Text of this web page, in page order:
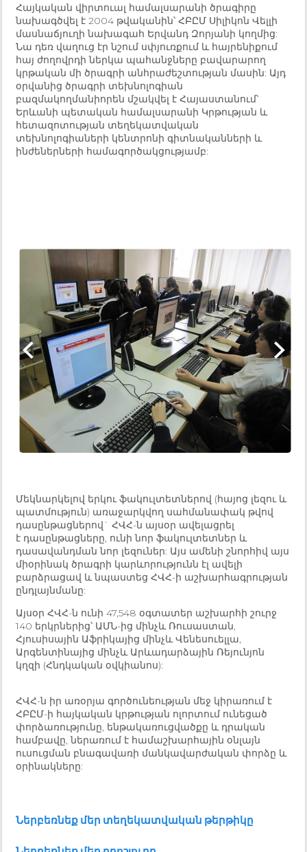
Հայկական վիրտուալ համալսարանի ծրագիրը
նախագծվել է 2004 թվականին՝ ՀԲԸՄ Սիլիկոն Վելլի
մասնաճյուղի նախագահ Երվանդ Զորյանի կողմից:
Նա դեռ վաղուց էր նշում սփյուռքում և հայրենիքում
հայ ժողովրդի ներկա պահանջները բավարարող
կրթական մի ծրագրի անհրաժեշտության մասին: Այդ
օրվանից ծրագրի տեխնոլոգիան
բազմակողմանիորեն մշակվել է Հայաստանում՝
Երևանի պետական համալսարանի Կրթության և
հետազոտության տեղեկատվական
տեխնոլոգիաների կենտրոնի գիտնականների և
ինժեներների համագործակցությամբ:
Մեկնարկելով երկու ֆակուլտետներով (հայոց լեզու և
պատմություն) առաջարկվող սահմանափակ թվով
դասընթացներով` ՀՎՀ-ն այսօր ավելացրել
է դասընթացները, ունի նոր ֆակուլտետներ և
դասավանդման նոր լեզուներ: Այս ամենի շնորհիվ այս
միօրինակ ծրագրի կարևորությունն էլ ավելի
բարձրացավ և նպաստեց ՀՎՀ-ի աշխարհագրության
ընդլայնմանը:
Այսօր ՀՎՀ-ն ունի 47,548 օգտատեր աշխարհի շուրջ
140 երկրներից՝ ԱՄՆ-ից մինչև Ռուսաստան,
Հյուսիսային Աֆրիկայից մինչև Վենեսուելլա,
Արգենտինայից մինչև Արևադարձային Ռեյունյոն
կղզի (Հնդկական օվկիանոս):
ՀՎՀ-ն իր առօրյա գործունեության մեջ կիրառում է
ՀԲԸՄ-ի հայկական կրթության ոլորտում ունեցած
փորձառությունը, ենթակառուցվածքը և դրական
համբավը, ներառում է համաշխարհային օնլայն
ուսուցման բնագավառի մանկավարժական փորձը և
օրինակները:
Ներբեռնեք մեր տեղեկատվական թերթիկը